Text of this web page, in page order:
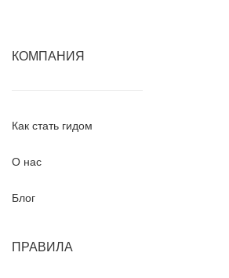
КОМПАНИЯ
Как стать гидом
О нас
Блог
ПРАВИЛА